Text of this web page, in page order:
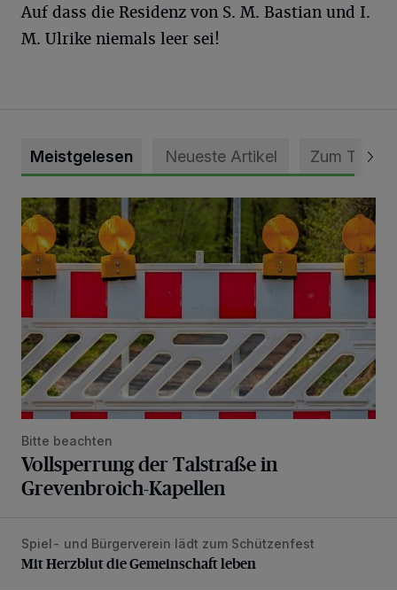
Auf dass die Residenz von S. M. Bastian und I.
M. Ulrike niemals leer sei!
Meistgelesen Neueste Artikel Zum Thema
Vollsperrung der Talstraße in Grevenbroich-Kapellen
Bitte beachten
Vollsperrung der Talstraße in
Grevenbroich-Kapellen
Mit Herzblut die Gemeinschaft leben
Spiel- und Bürgerverein lädt zum Schützenfest
Mit Herzblut die Gemeinschaft leben